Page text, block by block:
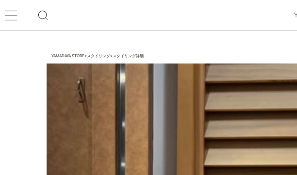
YAMADAYA STORE>スタイリング>スタイリング詳細